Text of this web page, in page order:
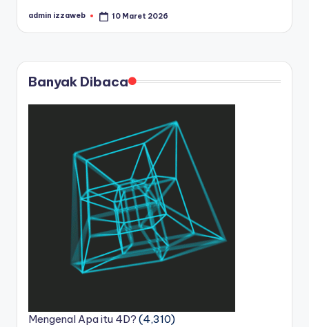
Posted
admin izzaweb 10 Maret 2026
Banyak Dibaca
Mengenal Apa itu 4D? (4,310)